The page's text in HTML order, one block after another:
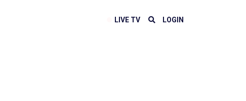
LIVE TV LOGIN